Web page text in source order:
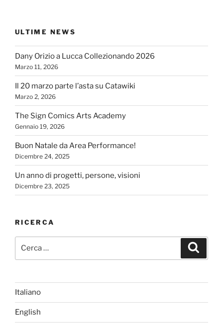
ULTIME NEWS
Dany Orizio a Lucca Collezionando 2026
Marzo 11, 2026
Il 20 marzo parte l’asta su Catawiki
Marzo 2, 2026
The Sign Comics Arts Academy
Gennaio 19, 2026
Buon Natale da Area Performance!
Dicembre 24, 2025
Un anno di progetti, persone, visioni
Dicembre 23, 2025
RICERCA
Italiano
English